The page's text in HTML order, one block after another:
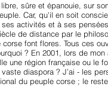
sûre et épanouie, sur
Car, qu'il en soit
activités et à ses
de distance par le
font flores. Tous ces
? En 2001, lors de
une région française ou le
diaspora ? J’ai - les
du peuple corse ; le